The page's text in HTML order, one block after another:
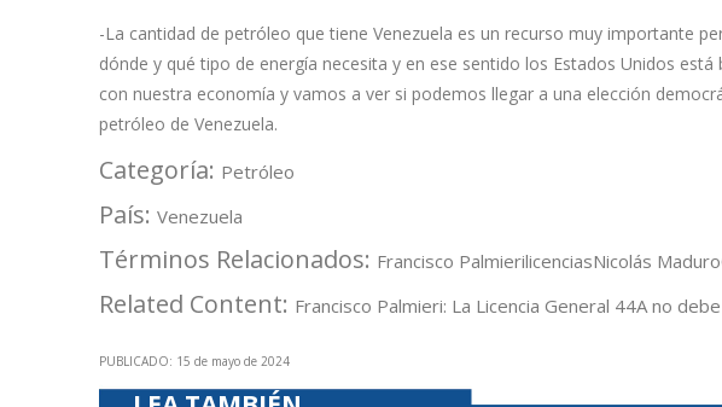
-La cantidad de petróleo que tiene Venezuela es un recurso muy importante
dónde y qué tipo de energía necesita y en ese sentido los Estados Unidos
con nuestra economía y vamos a ver si podemos llegar a una elección
petróleo de Venezuela.
Categoría: Petróleo
País: Venezuela
Términos Relacionados: Francisco PalmierilicenciasNicolás Maduro
Related Content: Francisco Palmieri: La Licencia General 44A no
PUBLICADO: 15 de mayo de 2024